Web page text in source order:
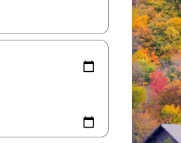
podrás navegar usando